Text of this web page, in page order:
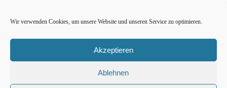
Wir verwenden Cookies, um unsere Website und unseren Service zu optimieren.
Akzeptieren
Ablehnen